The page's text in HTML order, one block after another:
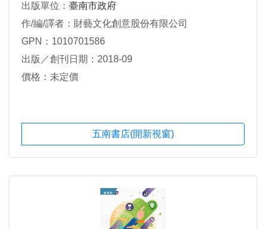
出版單位： 臺南市政府
作/編/譯者：財藝文化創意股份有限公司
GPN：1010701586
出版／創刊日期：2018-09
價格：未定價
五南書店(開新視窗)